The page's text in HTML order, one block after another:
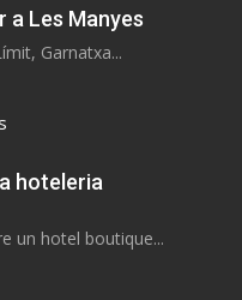
a Les Manyes
Garnatxa...
hoteleria
un hotel boutique...